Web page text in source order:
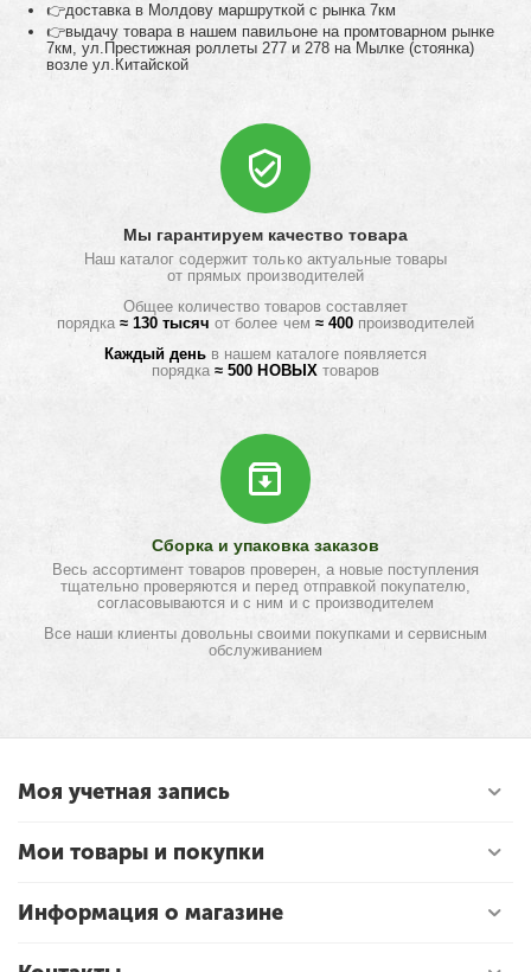
👉доставка в Молдову маршруткой с рынка 7км
👉выдачу товара в нашем павильоне на промтоварном рынке
7км, ул.Престижная роллеты 277 и 278 на Мылке (стоянка)
возле ул.Китайской
Мы гарантируем качество товара
Наш каталог содержит только актуальные товары
от прямых производителей
Общее количество товаров составляет
порядка≈ 130 тысяч от более чем ≈ 400 производителей
Каждый деньв нашем каталоге появляется
порядка≈ 500 НОВЫХ товаров
Сборка и упаковка заказов
Весь ассортимент товаров проверен, а новые поступления
тщательно проверяются и перед отправкой покупателю,
согласовываются и с ним и с производителем
Все наши клиенты довольны своими покупками и сервисным
обслуживанием
Моя учетная запись
Мои товары и покупки
Информация о магазине